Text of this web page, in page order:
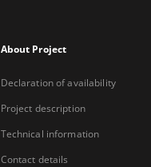
About Project
Declaration of availability
Project description
Technical information
Contact details